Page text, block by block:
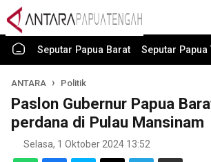
Seputar Papua Barat Seputar Papua
ANTARA Politik
Paslon Gubernur Papua
perdana di Pulau Mansinam
Selasa, 1 Oktober 2024 13:52